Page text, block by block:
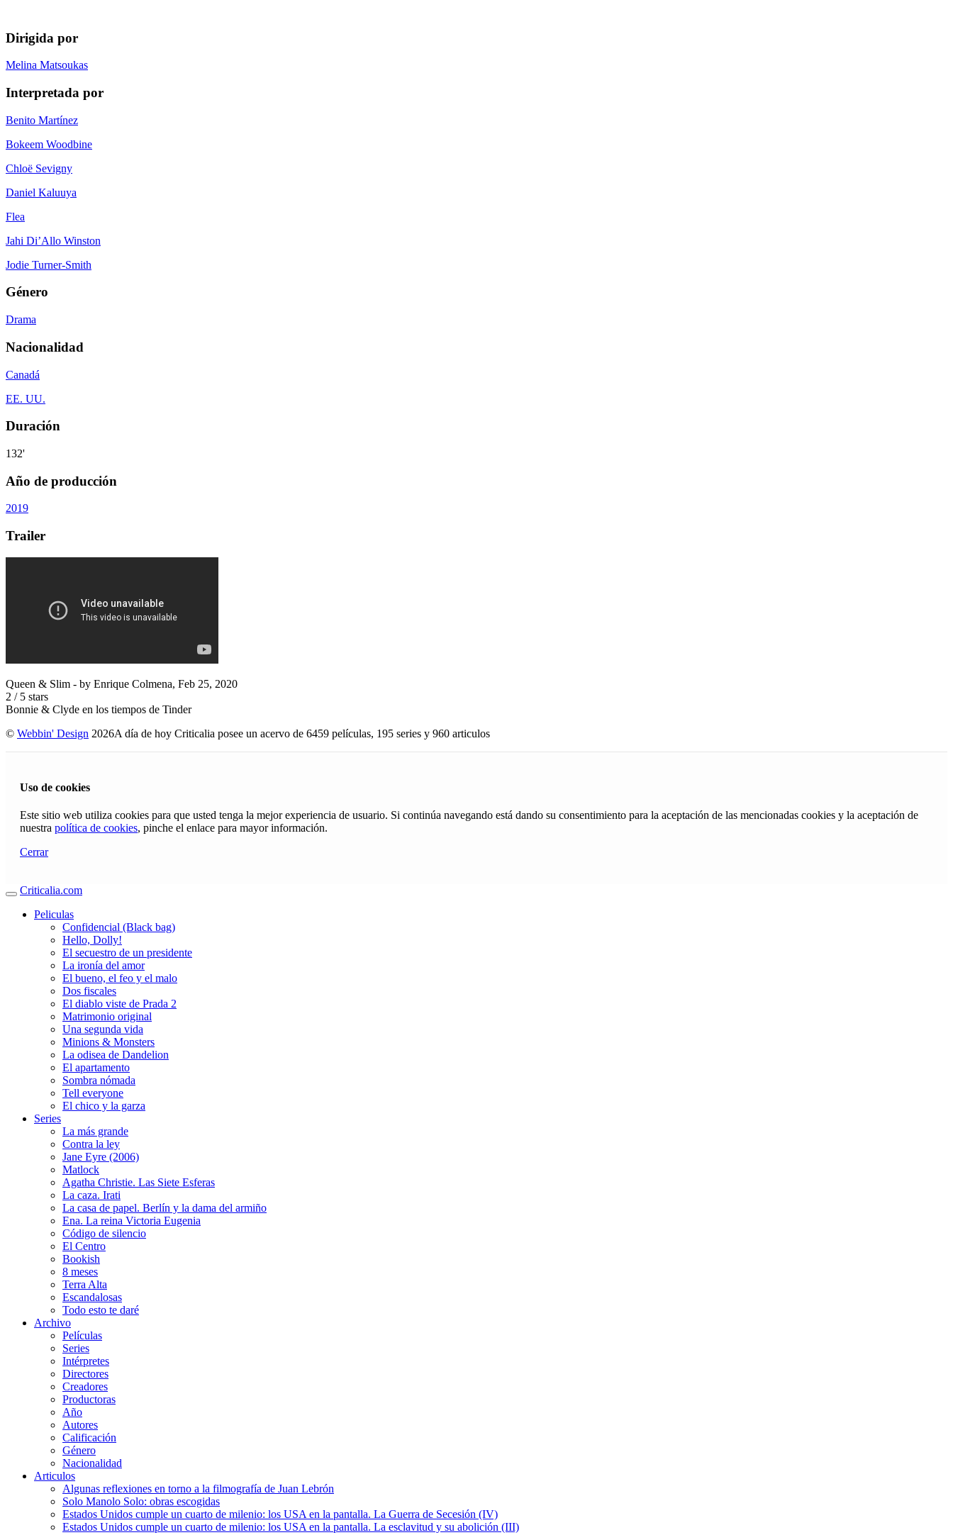
Dirigida por
Melina Matsoukas
Interpretada por
Benito Martínez
Bokeem Woodbine
Chloë Sevigny
Daniel Kaluuya
Flea
Jahi Di’Allo Winston
Jodie Turner-Smith
Género
Drama
Nacionalidad
Canadá
EE. UU.
Duración
132'
Año de producción
2019
Trailer
Queen & Slim - by Enrique Colmena, Feb 25, 2020
2 / 5 stars
Bonnie & Clyde en los tiempos de Tinder
© Webbin' Design 2026A día de hoy Criticalia posee un acervo de 6459 películas, 195 series y 960 articulos
Uso de cookies
Este sitio web utiliza cookies para que usted tenga la mejor experiencia de usuario. Si continúa navegando está dando su consentimiento para la aceptación de las mencionadas cookies y la aceptación de
nuestra política de cookies, pinche el enlace para mayor información.
Cerrar
Criticalia.com
Peliculas
Confidencial (Black bag)
Hello, Dolly!
El secuestro de un presidente
La ironía del amor
El bueno, el feo y el malo
Dos fiscales
El diablo viste de Prada 2
Matrimonio original
Una segunda vida
Minions & Monsters
La odisea de Dandelion
El apartamento
Sombra nómada
Tell everyone
El chico y la garza
Series
La más grande
Contra la ley
Jane Eyre (2006)
Matlock
Agatha Christie. Las Siete Esferas
La caza. Irati
La casa de papel. Berlín y la dama del armiño
Ena. La reina Victoria Eugenia
Código de silencio
El Centro
Bookish
8 meses
Terra Alta
Escandalosas
Todo esto te daré
Archivo
Películas
Series
Intérpretes
Directores
Creadores
Productoras
Año
Autores
Calificación
Género
Nacionalidad
Articulos
Algunas reflexiones en torno a la filmografía de Juan Lebrón
Solo Manolo Solo: obras escogidas
Estados Unidos cumple un cuarto de milenio: los USA en la pantalla. La Guerra de Secesión (IV)
Estados Unidos cumple un cuarto de milenio: los USA en la pantalla. La esclavitud y su abolición (III)